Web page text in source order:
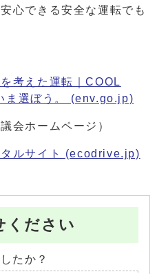
心できる安全な運転でも
考えた運転｜COOL
ま選ぼう。 (env.go.jp)
会ホームページ）
タルサイト (ecodrive.jp)
ください
たか？